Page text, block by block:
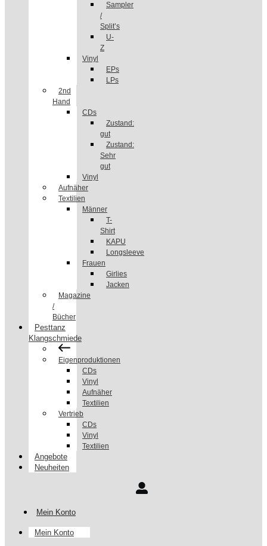
Sampler
/
Split’s
U-
Z
Vinyl
EPs
LPs
2nd
Hand
CDs
Zustand:
gut
Zustand:
Sehr
gut
Vinyl
Aufnäher
Textilien
Männer
T-
Shirt
KAPU
Longsleeve
Frauen
Girlies
Jacken
Magazine
/
Bücher
Pesttanz
Klangschmiede
Eigenproduktionen
CDs
Vinyl
Aufnäher
Textilien
Vertrieb
CDs
Vinyl
Textilien
Angebote
Neuheiten
Mein Konto
Mein Konto